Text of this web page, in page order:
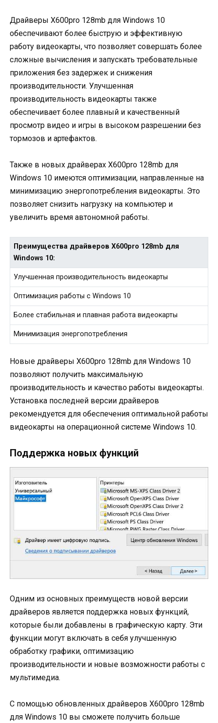
Драйверы X600pro 128mb для Windows 10
обеспечивают более быструю и эффективную
работу видеокарты, что позволяет совершать более
сложные вычисления и запускать требовательные
приложения без задержек и снижения
производительности. Улучшенная
производительность видеокарты также
обеспечивает более плавный и качественный
просмотр видео и игры в высоком разрешении без
тормозов и артефактов.
Также в новых драйверах X600pro 128mb для
Windows 10 имеются оптимизации, направленные на
минимизацию энергопотребления видеокарты. Это
позволяет снизить нагрузку на компьютер и
увеличить время автономной работы.
Преимущества драйверов X600pro 128mb для
Windows 10:
Улучшенная производительность видеокарты
Оптимизация работы с Windows 10
Более стабильная и плавная работа видеокарты
Минимизация энергопотребления
Новые драйверы X600pro 128mb для Windows 10
позволяют получить максимальную
производительность и качество работы видеокарты.
Установка последней версии драйверов
рекомендуется для обеспечения оптимальной работы
видеокарты на операционной системе Windows 10.
Поддержка новых функций
Одним из основных преимуществ новой версии
драйверов является поддержка новых функций,
которые были добавлены в графическую карту. Эти
функции могут включать в себя улучшенную
обработку графики, оптимизацию
производительности и новые возможности работы с
мультимедиа.
С помощью обновленных драйверов X600pro 128mb
для Windows 10 вы сможете получить больше